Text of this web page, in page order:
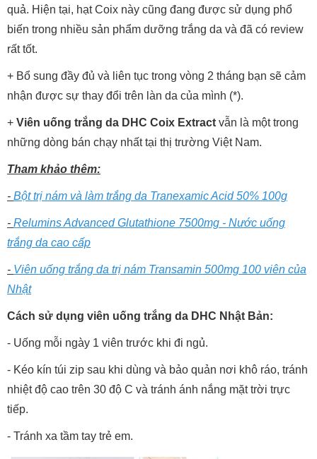
quả. Hiện tại, hạt Coix này cũng đang được sử dụng phổ
biến trong nhiều sản phẩm dưỡng trắng da và đã có review
rất tốt.
+ Bổ sung đầy đủ và liên tục trong vòng 2 tháng bạn sẽ cảm
nhận được sự thay đổi trên làn da của mình (*).
+ Viên uống trắng da DHC Coix Extract vẫn là một trong
những dòng bán chạy nhất tại thị trường Việt Nam.
Tham khảo thêm:
- Bột trị nám và làm trắng da Tranexamic Acid 50% 100g
- Relumins Advanced Glutathione 7500mg - Nước uống
trắng da cao cấp
- Viên uống trắng da trị nám Transamin 500mg 100 viên của
Nhật
Cách sử dụng viên uống trắng da DHC Nhật Bản:
- Uống mỗi ngày 1 viên trước khi đi ngủ.
- Kéo kín túi zip sau khi dùng và bảo quản nơi khô ráo, tránh
nhiệt độ cao trên 30 độ C và tránh ánh nắng mặt trời trực
tiếp.
- Tránh xa tầm tay trẻ em.